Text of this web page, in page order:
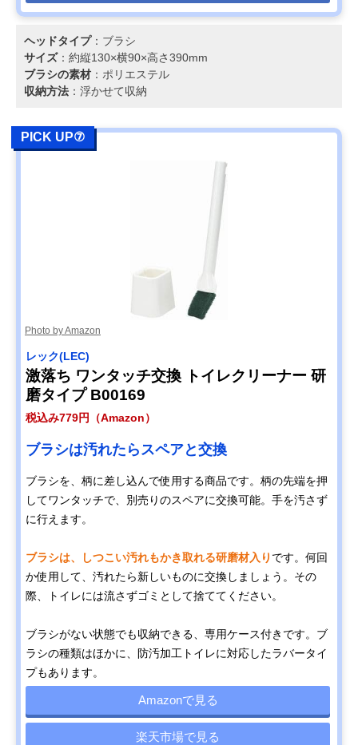
ヘッドタイプ：ブラシ
サイズ：約縦130×横90×高さ390mm
ブラシの素材 ：ポリエステル
収納方法 ：浮かせて収納
PICK UP⑦
Photo by Amazon
レック(LEC)
激落ち ワンタッチ交換 トイレクリーナー 研
磨タイプ B00169
税込み779円（Amazon）
ブラシは汚れたらスペアと交換
ブラシを、柄に差し込んで使用する商品です。柄の先端を押
してワンタッチで、別売りのスペアに交換可能。手を汚さず
に行えます。
ブラシは、しつこい汚れもかき取れる研磨材入り です。何回
か使用して、汚れたら新しいものに交換しましょう。その
際、トイレには流さずゴミとして捨ててください。
ブラシがない状態でも収納できる、専用ケース付きです。ブ
ラシの種類はほかに、防汚加工トイレに対応したラバータイ
プもあります。
Amazonで見る
楽天市場で見る